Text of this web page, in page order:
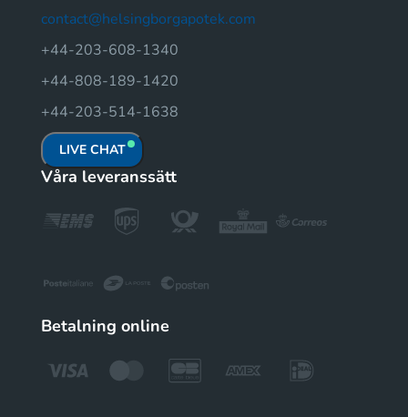
contact@helsingborgapotek.com
+44-203-608-1340
+44-808-189-1420
+44-203-514-1638
LIVE CHAT
Våra leveranssätt
Betalning online